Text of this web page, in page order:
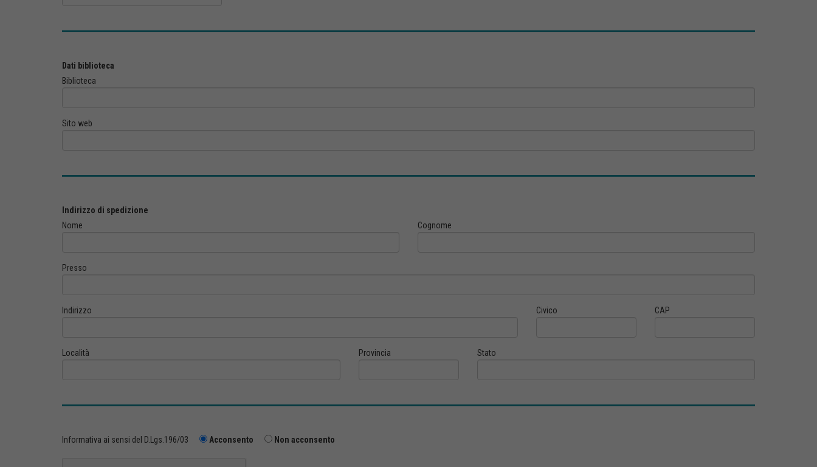
Dati biblioteca
Biblioteca
Sito web
Indirizzo di spedizione
Nome
Cognome
Presso
Indirizzo Civico CAP
Località Provincia Stato
Informativa ai sensi del D.Lgs.196/03 Acconsento Non acconsento